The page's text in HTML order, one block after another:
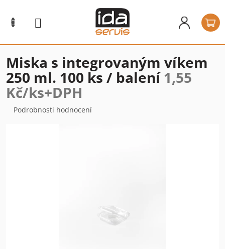
obsah
Miska s integrovaným víkem
250 ml. 100 ks / balení 1,55
Kč/ks+DPH
Průměrné
Podrobnosti hodnocení